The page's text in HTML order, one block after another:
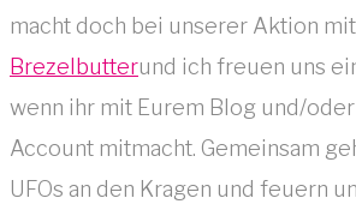
macht doch bei unserer Aktion
Brezelbutterund ich freuen uns
wenn ihr mit Eurem Blog und/
Account mitmacht. Gemeinsam
UFOs an den Kragen und feuern